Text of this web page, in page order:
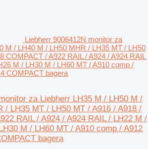
Liebherr 9006412N monitor za
M / LH40 M / LH50 MHR / LH35 MT / LH50
COMPACT / A922 RAIL / A924 / A924 RAIL
M / LH30 M / LH60 MT / A910 comp /
COMPACT bagera
za Liebherr LH35 M / LH50 M /
/ LH35 MT / LH50 MT / A916 / A918 /
RAIL / A924 / A924 RAIL / LH22 M /
M / LH60 MT / A910 comp / A912
bagera